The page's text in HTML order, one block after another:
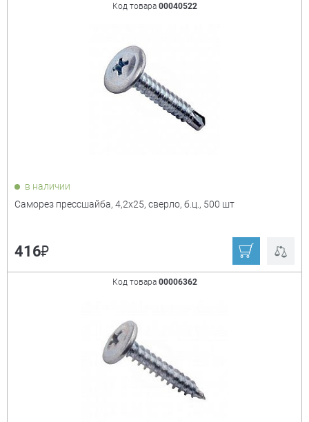
Код товара 00040522
в наличии
Саморез прессшайба, 4,2х25, сверло, б.ц., 500 шт
416₽
Код товара 00006362